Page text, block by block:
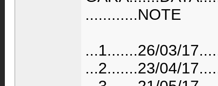
............NOTE
...1.......26/03/
...2.......23/04/